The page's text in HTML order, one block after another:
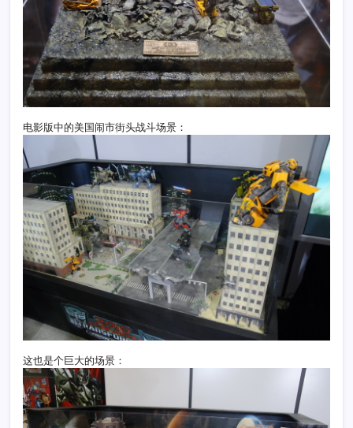
电影版中的美国闹市街头战斗场景：
这也是个巨大的场景：